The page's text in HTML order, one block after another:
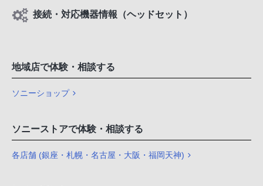
接続・対応機器情報（ヘッドセット）
地域店で体験・相談する
ソニーショップ
ソニーストアで体験・相談する
各店舗 (銀座・札幌・名古屋・大阪・福岡天神)